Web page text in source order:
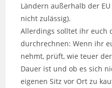
Ländern außerhalb der
nicht zulässig).
Allerdings solltet ihr euch
durchrechnen: Wenn ihr
nehmt, prüft, wie teuer
Dauer ist und ob es sich
eigenen Sitz vor Ort zu